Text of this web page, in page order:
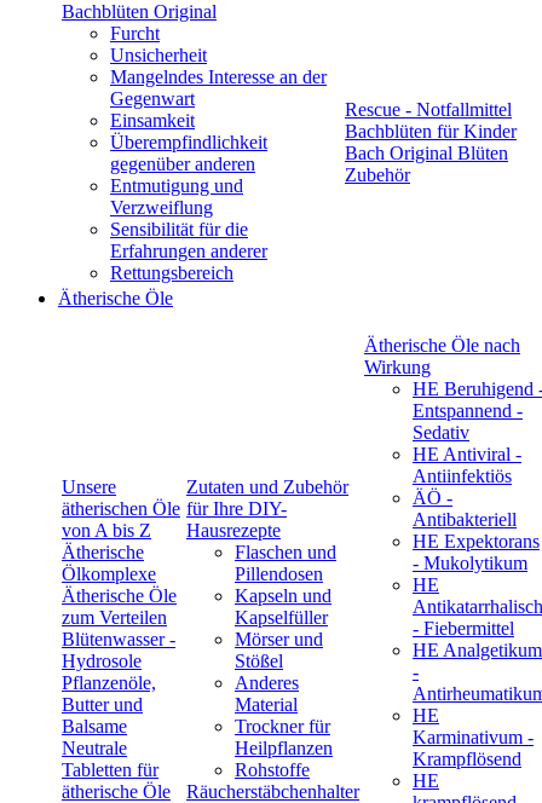
Bachblüten Original
Furcht
Unsicherheit
Mangelndes Interesse an der
Gegenwart
Einsamkeit
Überempfindlichkeit
gegenüber anderen
Entmutigung und
Verzweiflung
Sensibilität für die
Erfahrungen anderer
Rettungsbereich
Rescue - Notfallmittel
Bachblüten für Kinder
Bach Original Blüten
Zubehör
Ätherische Öle
Unsere
ätherischen Öle
von A bis Z
Ätherische
Ölkomplexe
Ätherische Öle
zum Verteilen
Blütenwasser -
Hydrosole
Pflanzenöle,
Butter und
Balsame
Neutrale
Tabletten für
ätherische Öle
Zutaten und Zubehör
für Ihre DIY-
Hausrezepte
Flaschen und
Pillendosen
Kapseln und
Kapselfüller
Mörser und
Stößel
Anderes
Material
Trockner für
Heilpflanzen
Rohstoffe
Räucherstäbchenhalter
Ätherische Öle nach
Wirkung
HE Beruhigend
Entspannend -
Sedativ
HE Antiviral -
Antiinfektiös
ÄÖ -
Antibakteriell
HE Expektorans
- Mukolytikum
HE
Antikatarrhalisch
- Fiebermittel
HE Analgetikum
-
HE
Karminativum -
Krampflösend
HE